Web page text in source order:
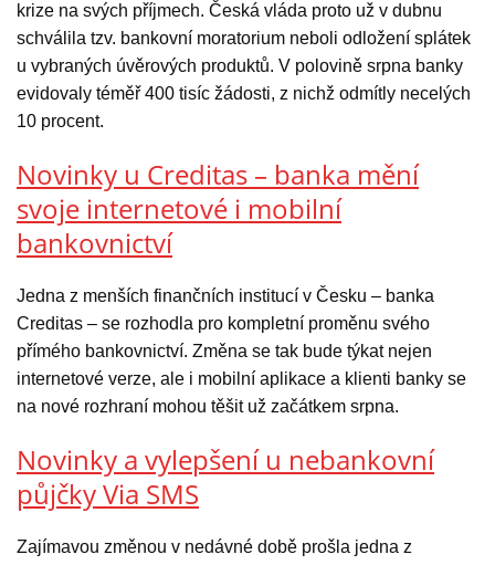
krize na svých příjmech. Česká vláda proto už v dubnu
schválila tzv. bankovní moratorium neboli odložení splátek
u vybraných úvěrových produktů. V polovině srpna banky
evidovaly téměř 400 tisíc žádosti, z nichž odmítly necelých
10 procent.
Novinky u Creditas – banka mění
svoje internetové i mobilní
bankovnictví
Jedna z menších finančních institucí v Česku – banka
Creditas – se rozhodla pro kompletní proměnu svého
přímého bankovnictví. Změna se tak bude týkat nejen
internetové verze, ale i mobilní aplikace a klienti banky se
na nové rozhraní mohou těšit už začátkem srpna.
Novinky a vylepšení u nebankovní
půjčky Via SMS
Zajímavou změnou v nedávné době prošla jedna z